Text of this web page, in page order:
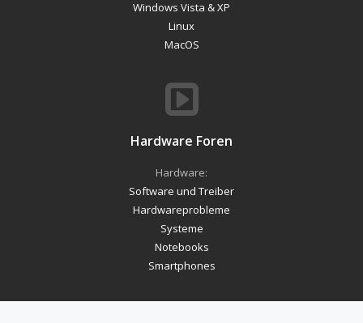
Windows Vista & XP
Linux
MacOS
Hardware Foren
Hardware:
Software und Treiber
Hardwareprobleme
Systeme
Notebooks
Smartphones